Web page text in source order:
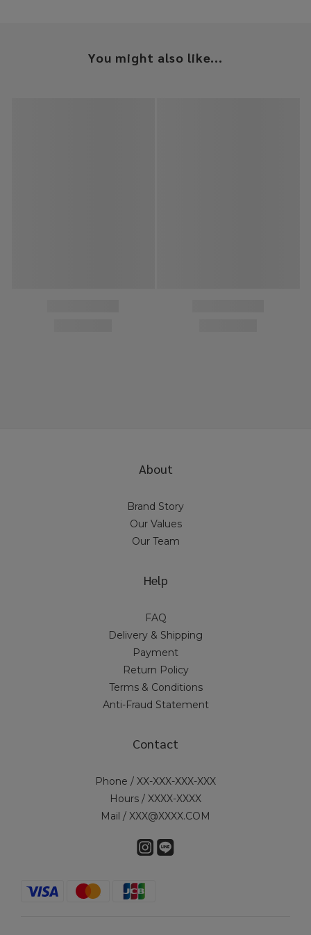
You might also like...
About
Brand Story
Our Values
Our Team
Help
FAQ
Delivery & Shipping
Payment
Return Policy
Terms & Conditions
Anti-Fraud Statement
Contact
Phone / XX-XXX-XXX-XXX
Hours / XXXX-XXXX
Mail / XXX@XXXX.COM